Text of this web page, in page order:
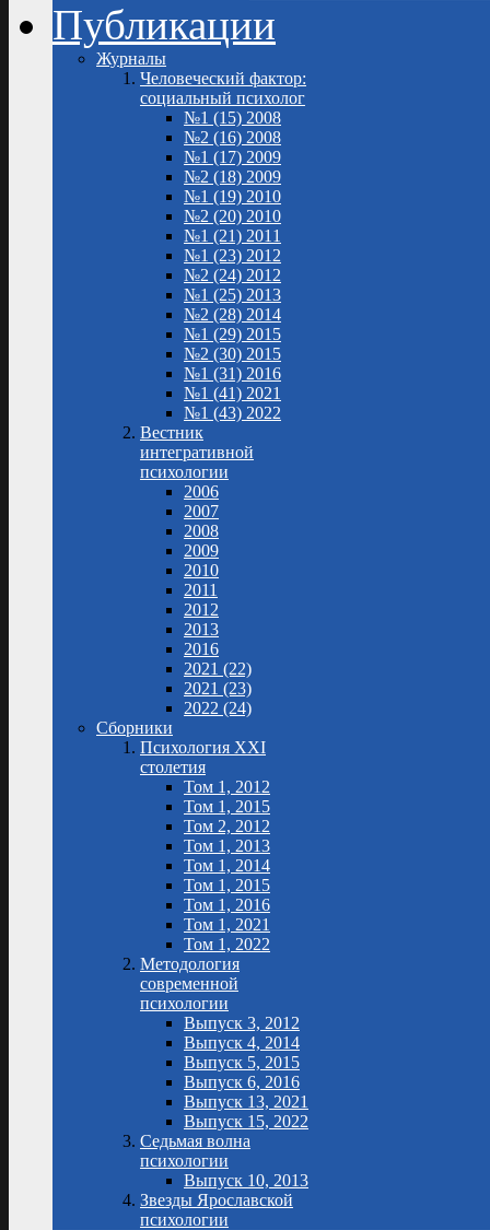
Публикации
Журналы
Человеческий фактор:
социальный психолог
№1 (15) 2008
№2 (16) 2008
№1 (17) 2009
№2 (18) 2009
№1 (19) 2010
№2 (20) 2010
№1 (21) 2011
№1 (23) 2012
№2 (24) 2012
№1 (25) 2013
№2 (28) 2014
№1 (29) 2015
№2 (30) 2015
№1 (31) 2016
№1 (41) 2021
№1 (43) 2022
Вестник
интегративной
психологии
2006
2007
2008
2009
2010
2011
2012
2013
2016
2021 (22)
2021 (23)
2022 (24)
Сборники
Психология XXI
столетия
Том 1, 2012
Том 1, 2015
Том 2, 2012
Том 1, 2013
Том 1, 2014
Том 1, 2015
Том 1, 2016
Том 1, 2021
Том 1, 2022
Методология
современной
психологии
Выпуск 3, 2012
Выпуск 4, 2014
Выпуск 5, 2015
Выпуск 6, 2016
Выпуск 13, 2021
Выпуск 15, 2022
Седьмая волна
психологии
Выпуск 10, 2013
Звезды Ярославской
психологии